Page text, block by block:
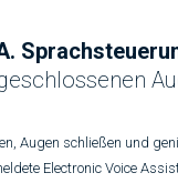
Augen schließen und
Electronic Voice